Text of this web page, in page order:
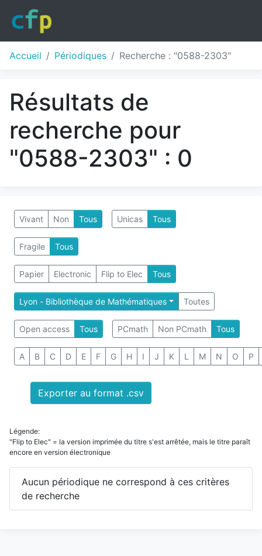
Accueil Périodiques Recherche : "0588-2303"
Résultats de
recherche pour
"0588-2303" : 0
Vivant Non Tous Unicas Tous
Fragile Tous
Papier Electronic Flip to Elec Tous
Lyon - Bibliothèque de Mathématiques Toutes
Open access Tous PCmath Non PCmath Tous
A B C D E F G H I J K L M N O P
Exporter au format .csv
Légende:
"Flip to Elec" = la version imprimée du titre s'est arrêtée, mais le titre paraît
encore en version électronique
Aucun périodique ne correspond à ces critères
de recherche